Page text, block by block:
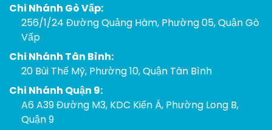
Chi Nhánh Gò Vấp:
256/1/24 Đường Quảng Hàm, Phường 05, Quận Gò
Vấp
Chi Nhánh Tân Bình:
20 Bùi Thế Mỹ, Phường 10, Quận Tân Bình
Chi Nhánh Quận 9:
A6 A39 Đường M3, KDC Kiến Á, Phường Long B,
Quận 9